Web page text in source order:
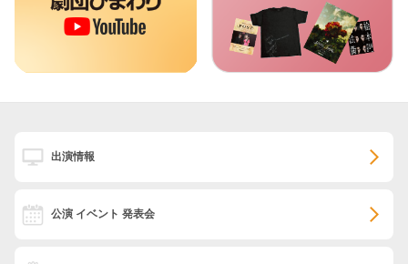
出演情報
公演 イベント 発表会